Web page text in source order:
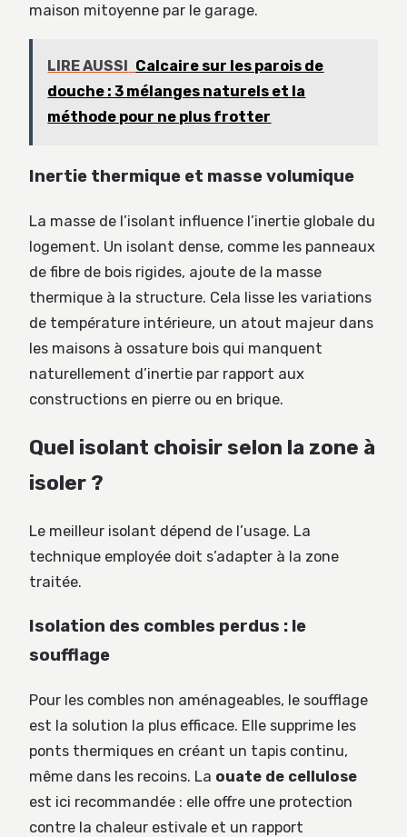
maison mitoyenne par le garage.
LIRE AUSSI Calcaire sur les parois de
douche : 3 mélanges naturels et la
méthode pour ne plus frotter
Inertie thermique et masse volumique
La masse de l’isolant influence l’inertie globale du
logement. Un isolant dense, comme les panneaux
de fibre de bois rigides, ajoute de la masse
thermique à la structure. Cela lisse les variations
de température intérieure, un atout majeur dans
les maisons à ossature bois qui manquent
naturellement d’inertie par rapport aux
constructions en pierre ou en brique.
Quel isolant choisir selon la zone à
isoler ?
Le meilleur isolant dépend de l’usage. La
technique employée doit s’adapter à la zone
traitée.
Isolation des combles perdus : le
soufflage
Pour les combles non aménageables, le soufflage
est la solution la plus efficace. Elle supprime les
ponts thermiques en créant un tapis continu,
même dans les recoins. La ouate de cellulose
est ici recommandée : elle offre une protection
contre la chaleur estivale et un rapport